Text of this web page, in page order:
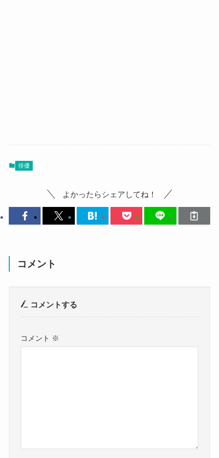
俳優
よかったらシェアしてね！
コメント
コメントする
コメント ※